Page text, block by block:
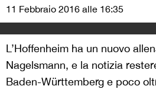
11 Febbraio 2016 alle 16:35
L’Hoffenheim ha un nuovo
Nagelsmann, e la notizia
Baden-Württemberg e poco